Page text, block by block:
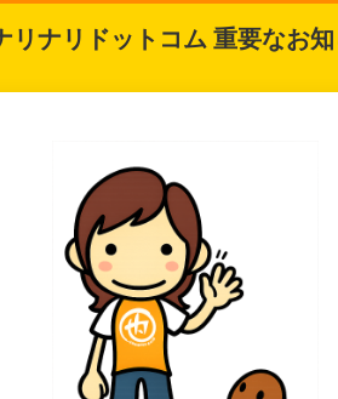
リナリドットコム 重要なお